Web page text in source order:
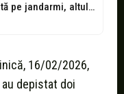
Un botoșănean a sărit să-i bată pe jandarmi, altul a fugit când...
16/02/2026,
depistat doi